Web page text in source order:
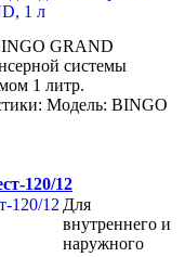
GRAND
системы
1 литр.
Модель: BINGO
120/12
Для
внутреннего и
наружного